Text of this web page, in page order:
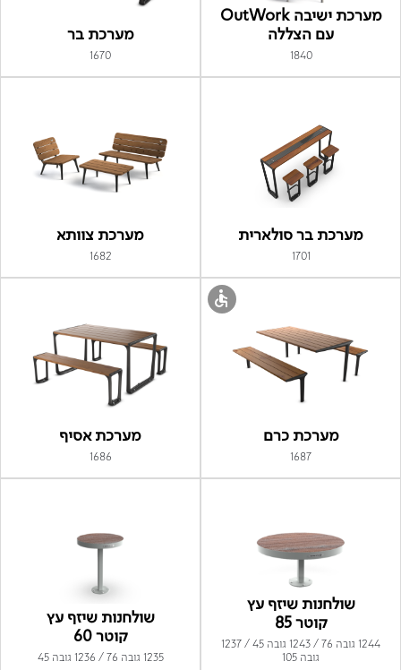
מערכת ישיבה OutWork
עם הצללה
1840
מערכת בר
1670
מערכת בר סולארית
1701
מערכת צוותא
1682
מערכת כרם
1687
מערכת אסיף
1686
שולחנות שיזף עץ
קוטר 85
1244 גובה 76 / 1243 גובה 45 / 1237
גובה 105
שולחנות שיזף עץ
קוטר 60
1235 גובה 76 / 1236 גובה 45